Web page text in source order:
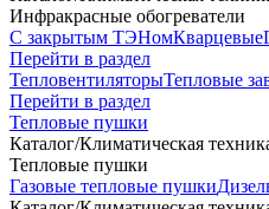
Инфракрасные обогреватели
С закрытым ТЭНомКварцевые
Перейти в раздел
ТепловентиляторыТепловые
Перейти в раздел
Тепловые пушки
Каталог/Климатическая
Тепловые пушки
Газовые тепловые пушки